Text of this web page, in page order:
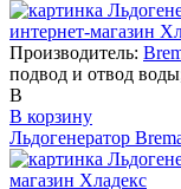
Производитель:
подвод и отвод
В
В корзину
Льдогенератор